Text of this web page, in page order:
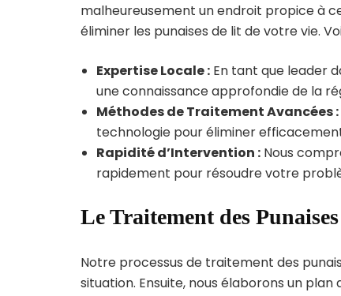
malheureusement un endroit propice à
éliminer les punaises de lit de votre vie.
Expertise Locale : En tant que leader
une connaissance approfondie de la
Méthodes de Traitement Avancées :
technologie pour éliminer
Rapidité d’Intervention : Nous
rapidement pour résoudre votre
Le Traitement des
Notre processus de traitement des
situation. Ensuite, nous élaborons un